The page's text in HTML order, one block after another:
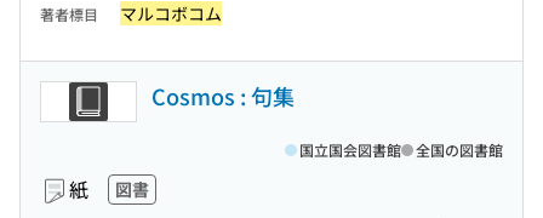
著者標目 マルコボコム
Cosmos : 句集
紙 図書
国立国会図書館 全国の図書館